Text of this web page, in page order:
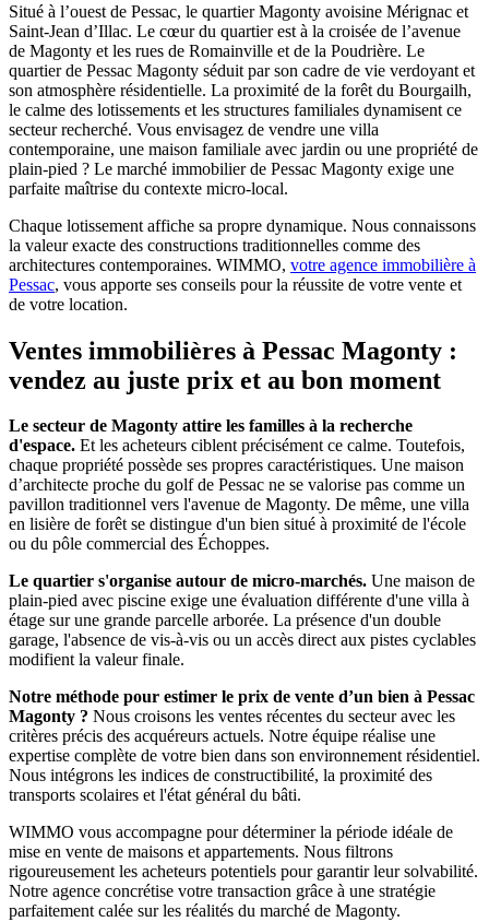
Situé à l’ouest de Pessac, le quartier Magonty avoisine Mérignac et
Saint-Jean d’Illac. Le cœur du quartier est à la croisée de l’avenue
de Magonty et les rues de Romainville et de la Poudrière. Le
quartier de Pessac Magonty séduit par son cadre de vie verdoyant et
son atmosphère résidentielle. La proximité de la forêt du Bourgailh,
le calme des lotissements et les structures familiales dynamisent ce
secteur recherché. Vous envisagez de vendre une villa
contemporaine, une maison familiale avec jardin ou une propriété de
plain-pied ? Le marché immobilier de Pessac Magonty exige une
parfaite maîtrise du contexte micro-local.
Chaque lotissement affiche sa propre dynamique. Nous connaissons
la valeur exacte des constructions traditionnelles comme des
architectures contemporaines. WIMMO, votre agence immobilière à
Pessac, vous apporte ses conseils pour la réussite de votre vente et
de votre location.
Ventes immobilières à Pessac Magonty :
vendez au juste prix et au bon moment
Le secteur de Magonty attire les familles à la recherche
d'espace. Et les acheteurs ciblent précisément ce calme. Toutefois,
chaque propriété possède ses propres caractéristiques. Une maison
d’architecte proche du golf de Pessac ne se valorise pas comme un
pavillon traditionnel vers l'avenue de Magonty. De même, une villa
en lisière de forêt se distingue d'un bien situé à proximité de l'école
ou du pôle commercial des Échoppes.
Le quartier s'organise autour de micro-marchés. Une maison de
plain-pied avec piscine exige une évaluation différente d'une villa à
étage sur une grande parcelle arborée. La présence d'un double
garage, l'absence de vis-à-vis ou un accès direct aux pistes cyclables
modifient la valeur finale.
Notre méthode pour estimer le prix de vente d’un bien à Pessac
Magonty ? Nous croisons les ventes récentes du secteur avec les
critères précis des acquéreurs actuels. Notre équipe réalise une
expertise complète de votre bien dans son environnement résidentiel.
Nous intégrons les indices de constructibilité, la proximité des
transports scolaires et l'état général du bâti.
WIMMO vous accompagne pour déterminer la période idéale de
mise en vente de maisons et appartements. Nous filtrons
rigoureusement les acheteurs potentiels pour garantir leur solvabilité.
Notre agence concrétise votre transaction grâce à une stratégie
parfaitement calée sur les réalités du marché de Magonty.